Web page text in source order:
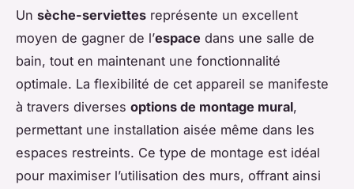
Un sèche-serviettes représente un excellent
moyen de gagner de l’espace dans une salle de
bain, tout en maintenant une fonctionnalité
optimale. La flexibilité de cet appareil se manifeste
à travers diverses options de montage mural,
permettant une installation aisée même dans les
espaces restreints. Ce type de montage est idéal
pour maximiser l’utilisation des murs, offrant ainsi